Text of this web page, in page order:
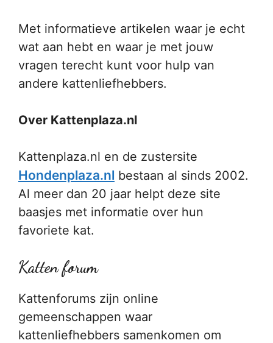
Met informatieve artikelen waar je echt
wat aan hebt en waar je met jouw
vragen terecht kunt voor hulp van
andere kattenliefhebbers.
Over Kattenplaza.nl
Kattenplaza.nl en de zustersite
Hondenplaza.nl bestaan al sinds 2002.
Al meer dan 20 jaar helpt deze site
baasjes met informatie over hun
favoriete kat.
Katten forum
Kattenforums zijn online
gemeenschappen waar
kattenliefhebbers samenkomen om